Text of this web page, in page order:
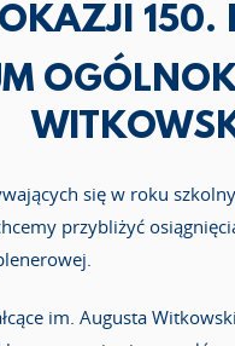
150.
się w roku
przybliżyć
im. Augusta